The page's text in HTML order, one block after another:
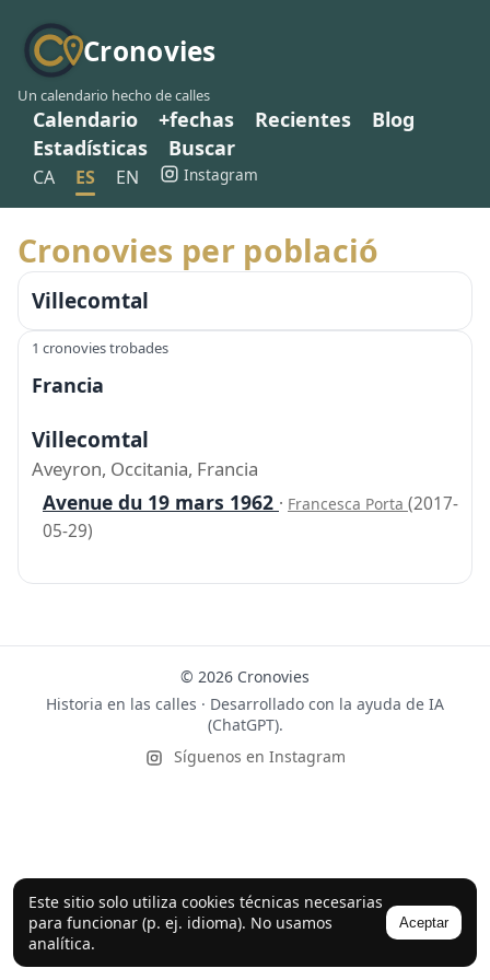
Cronovies
Un calendario hecho de calles
Calendario +fechas Recientes
Blog
Estadísticas
Buscar
CA ES EN Instagram
Este sitio solo utiliza cookies técnicas necesarias
para funcionar (p. ej. idioma). No usamos
analítica.
Aceptar
Cronovies per població
Villecomtal
1 cronovies trobades
Francia
Villecomtal
Aveyron, Occitania, Francia
Avenue du 19 mars 1962 · Francesca Porta (2017-
05-29)
© 2026 Cronovies
Historia en las calles · Desarrollado con la ayuda de IA
(ChatGPT).
Síguenos en Instagram